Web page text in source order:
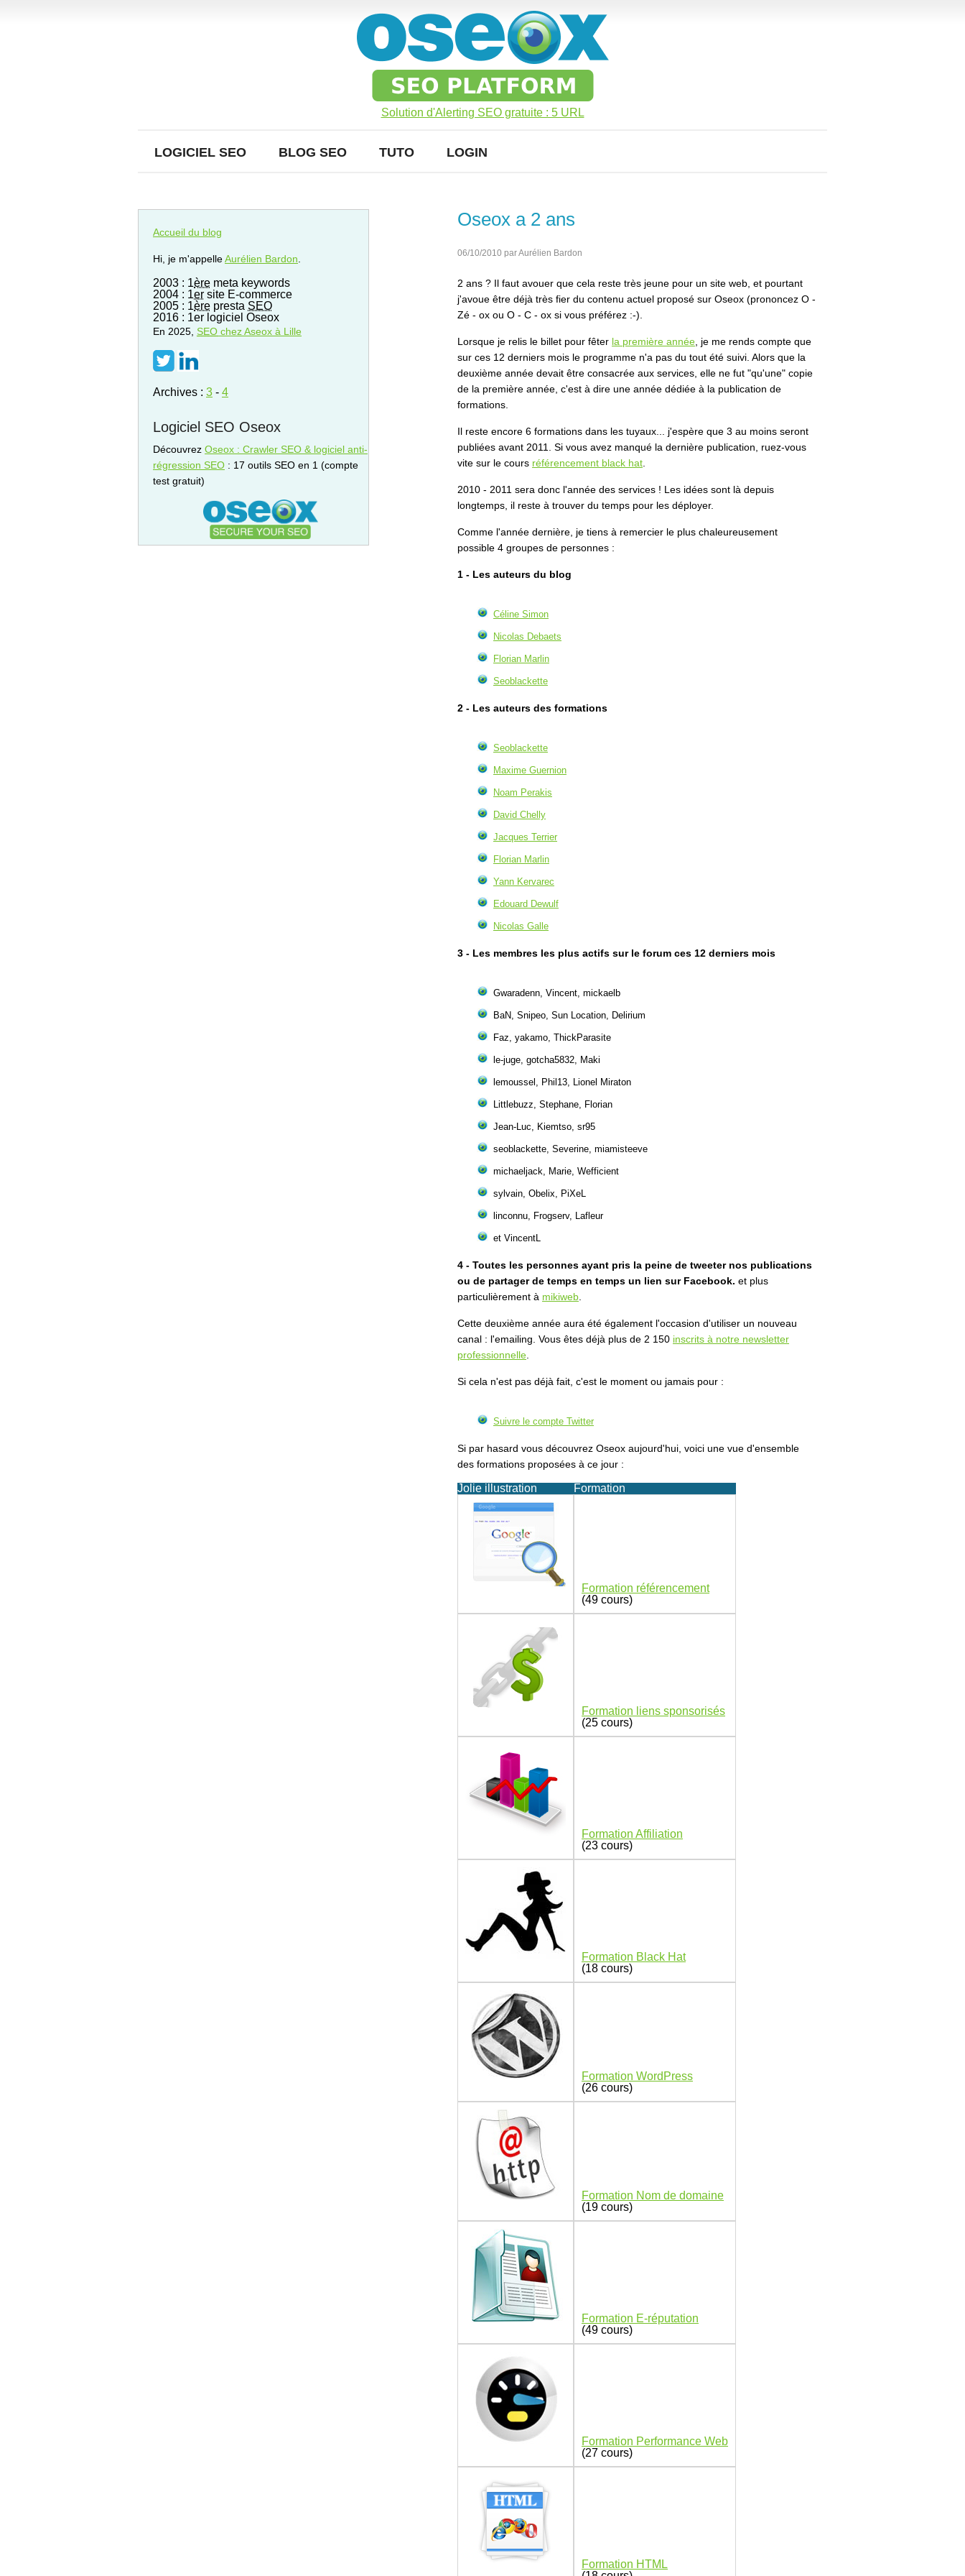
Solution d'Alerting SEO gratuite : 5 URL
LOGICIEL SEO BLOG SEO TUTO LOGIN
Oseox a 2 ans
06/10/2010 par Aurélien Bardon
2 ans ? Il faut avouer que cela reste très jeune pour un site web, et pourtant
j'avoue être déjà très fier du contenu actuel proposé sur Oseox (prononcez O -
Zé - ox ou O - C - ox si vous préférez :-).
Lorsque je relis le billet pour fêter la première année , je me rends compte que
sur ces 12 derniers mois le programme n'a pas du tout été suivi. Alors que la
deuxième année devait être consacrée aux services, elle ne fut "qu'une" copie
de la première année, c'est à dire une année dédiée à la publication de
formations.
Il reste encore 6 formations dans les tuyaux... j'espère que 3 au moins seront
publiées avant 2011. Si vous avez manqué la dernière publication, ruez-vous
vite sur le cours référencement black hat
2010 - 2011 sera donc l'année des services ! Les idées sont là depuis
longtemps, il reste à trouver du temps pour les déployer.
Comme l'année dernière, je tiens à remercier le plus chaleureusement
possible 4 groupes de personnes :
1 - Les auteurs du blog
Céline Simon
Nicolas Debaets
Florian Marlin
Seoblackette
2 - Les auteurs des formations
Seoblackette
Maxime Guernion
Noam Perakis
David Chelly
Jacques Terrier
Florian Marlin
Yann Kervarec
Edouard Dewulf
Nicolas Galle
3 - Les membres les plus actifs sur le forum ces 12 derniers mois
Gwaradenn, Vincent, mickaelb
BaN, Snipeo, Sun Location, Delirium
Faz, yakamo, ThickParasite
le-juge, gotcha5832, Maki
lemoussel, Phil13, Lionel Miraton
Littlebuzz, Stephane, Florian
Jean-Luc, Kiemtso, sr95
seoblackette, Severine, miamisteeve
michaeljack, Marie, Wefficient
sylvain, Obelix, PiXeL
linconnu, Frogserv, Lafleur
et VincentL
4 - Toutes les personnes ayant pris la peine de tweeter nos publications
ou de partager de temps en temps un lien sur Facebook. et plus
particulièrement à mikiweb
Cette deuxième année aura été également l'occasion d'utiliser un nouveau
canal : l'emailing. Vous êtes déjà plus de 2 150 inscrits à notre newsletter
professionnelle
Si cela n'est pas déjà fait, c'est le moment ou jamais pour :
Suivre le compte Twitter
Si par hasard vous découvrez Oseox aujourd'hui, voici une vue d'ensemble
des formations proposées à ce jour :
Jolie illustration Formation
Formation référencement
(49 cours)
Formation liens sponsorisés
(25 cours)
Formation Affiliation
(23 cours)
Formation Black Hat
(18 cours)
Formation WordPress
(26 cours)
Formation Nom de domaine
(19 cours)
Formation E-réputation
(49 cours)
Formation Performance Web
(27 cours)
Formation HTML
Accueil du blog
Hi, je m'appelleAurélien Bardon
2003 : 1ère meta keywords
2004 : 1er site E-commerce
2005 : 1ère presta SEO
2016 : 1er logiciel Oseox
En 2025, SEO chez Aseox à Lille
Archives : 3 - 4
Logiciel SEO Oseox
Découvrez Oseox : Crawler SEO & logiciel anti-
régression SEO : 17 outils SEO en 1 (compte
test gratuit)